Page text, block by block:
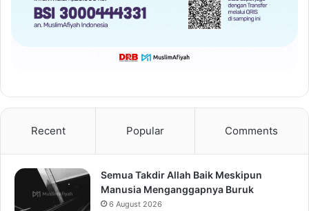
Recent Popular Comments
Semua Takdir Allah Baik Meskipun
Manusia Menganggapnya Buruk
6 August 2026